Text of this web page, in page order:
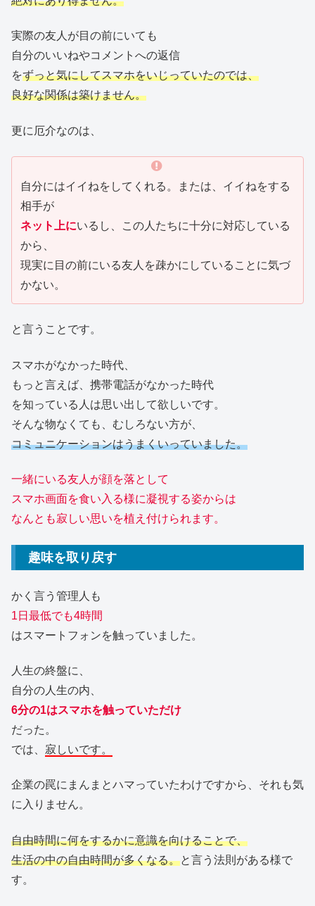
実際の友人が目の前にいても
自分のいいねやコメントへの返信
をずっと気にしてスマホをいじっていたのでは、
良好な関係は築けません。
更に厄介なのは、
自分にはイイねをしてくれる。または、イイねをする
相手が
ネット上にいるし、この人たちに十分に対応している
から、
現実に目の前にいる友人を疎かにしていることに気づ
かない。
と言うことです。
スマホがなかった時代、
もっと言えば、携帯電話がなかった時代
を知っている人は思い出して欲しいです。
そんな物なくても、むしろない方が、
コミュニケーションはうまくいっていました。
一緒にいる友人が顔を落として
スマホ画面を食い入る様に凝視する姿からは
なんとも寂しい思いを植え付けられます。
趣味を取り戻す
かく言う管理人も
1日最低でも4時間
はスマートフォンを触っていました。
人生の終盤に、
自分の人生の内、
6分の1はスマホを触っていただけ
だった。
では、 寂しいです。
企業の罠にまんまとハマっていたわけですから、それも気
に入りません。
自由時間に何をするかに意識を向けることで、
生活の中の自由時間が多くなる。と言う法則がある様で
す。